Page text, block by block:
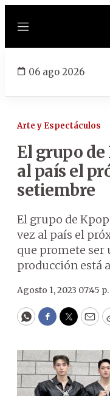
Menú
06 ago 2026
Arte y Espectáculos
El grupo de
al país el
setiembre
El grupo de
vez al país el
que promete ser
producción está
Agosto 1, 2023 07:45 p.
WhatsApp
Facebook
Twitter